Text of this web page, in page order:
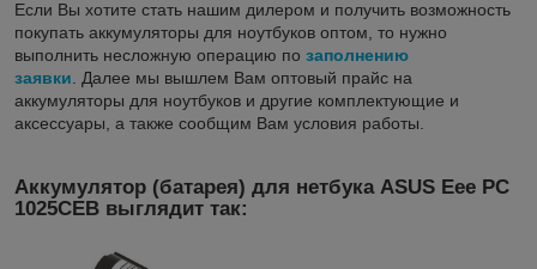
Если Вы хотите стать нашим дилером и получить возможность
покупать аккумуляторы для ноутбуков оптом, то нужно
выполнить несложную операцию по заполнению
заявки . Далее мы вышлем Вам оптовый прайс на
аккумуляторы для ноутбуков и другие комплектующие и
аксессуары, а также сообщим Вам условия работы.
Аккумулятор (батарея) для нетбука ASUS Eee PC
1025CEB выглядит так: